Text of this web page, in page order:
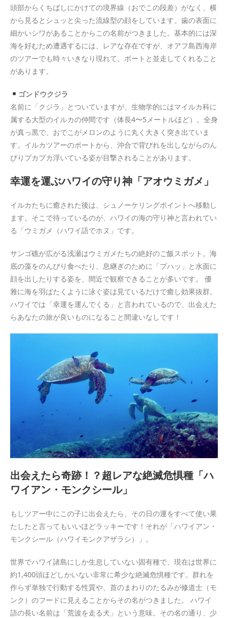
頭部からくちばしにかけての境界線（おでこの段差）がなく、横
から見るとシュッと尖った流線型の顔をしています。歯の表面に
細かいシワがあることからこの名前がつきました。基本的には深
海を好むため遭遇するには、レアな存在ですが、オアフ島西海岸
のツアーでも時々いきなり現れて、ボートと並走してくれること
があります。
ゴンドウクジラ
名前に「クジラ」とついていますが、生物学的にはマイルカ科に
属する大型のイルカの仲間です（体長4〜5メートルほど）。全身
が真っ黒で、おでこがメロンのように丸く大きく突き出ていま
す。イルカツアーのボートから、沖合で背びれを出しながらのん
びりプカプカ浮いている姿が目撃されることがあります。
幸運を運ぶハワイの守り神「アオウミガメ」
イルカたちに癒された後は、シュノーケリングポイントへ移動し
ます。そこで待っているのが、ハワイの海の守り神と言われてい
る「ウミガメ（ハワイ語でホヌ」です。
サンゴ礁が広がる浅瀬はウミガメたちの絶好のご飯スポット。海
底の藻をのんびり食べたり、息継ぎのために「プハッ」と水面に
顔を出したりする姿を、間近で観察できることが多いです。 優
雅に海を羽ばたくように泳ぐ姿は見ているだけで癒し効果抜群。
ハワイでは「幸運を運んでくる」と言われているので、出会えた
らあなたの旅が良いものになること間違いなしです！
出会えたら奇跡！？超レアな絶滅危惧種「ハ
ワイアン・モンクシール」
もしツアー中にこの子に出会えたら、その日の運をすべて使い果
たしたと言ってもいいほどラッキーです！それが「ハワイアン・
モンクシール（ハワイモンクアザラシ）」。
世界でハワイ諸島にしか生息していない固有種で、現在は世界に
約1,400頭ほどしかいない非常に希少な絶滅危惧種です。群れを
作らず単独で行動する性質や、首のまわりのたるみが修道士（モ
ンク）のフードに見えることからその名がつきました。 ハワイ
語の長い名前は「荒波を走る犬」という意味。その名の通り、少